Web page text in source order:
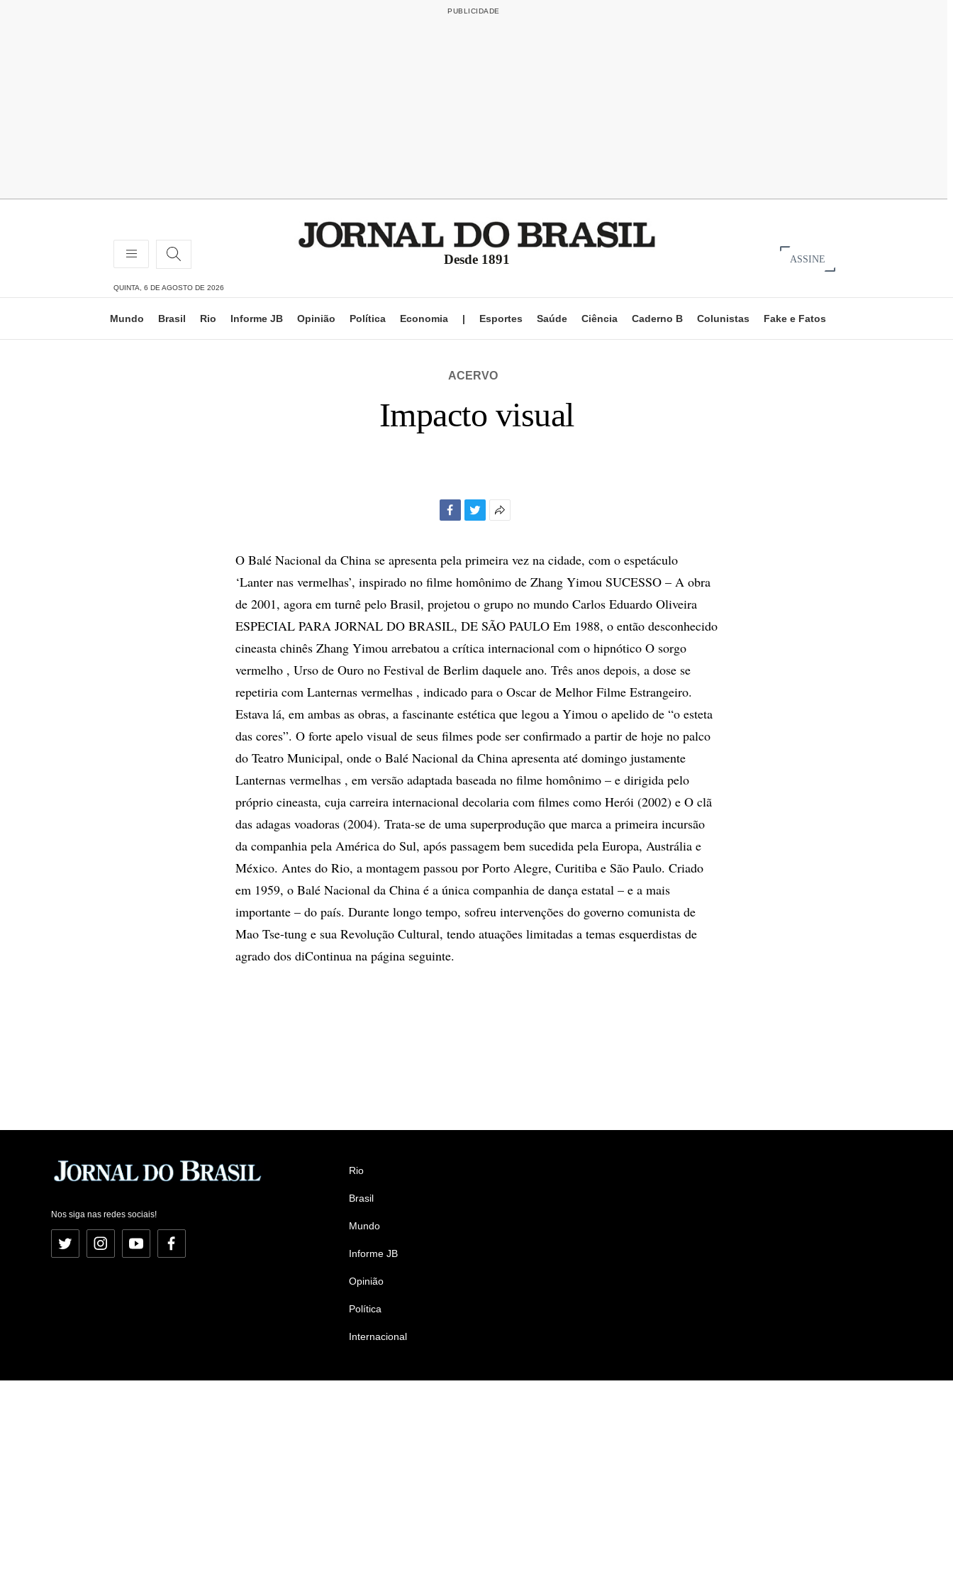
Desde 1891 ASSINE
QUINTA, 6 DE AGOSTO DE 2026
Mundo Brasil Rio Informe JB Opinião Política Economia | Esportes Saúde Ciência Caderno B Colunistas Fake e Fatos
ACERVO
Impacto visual
compartilhamento
O Balé Nacional da China se apresenta pela primeira vez na cidade, com o espetáculo
‘Lanter nas vermelhas’, inspirado no filme homônimo de Zhang Yimou SUCESSO – A obra
de 2001, agora em turnê pelo Brasil, projetou o grupo no mundo Carlos Eduardo Oliveira
ESPECIAL PARA JORNAL DO BRASIL, DE SÃO PAULO Em 1988, o então desconhecido
cineasta chinês Zhang Yimou arrebatou a crítica internacional com o hipnótico O sorgo
vermelho , Urso de Ouro no Festival de Berlim daquele ano. Três anos depois, a dose se
repetiria com Lanternas vermelhas , indicado para o Oscar de Melhor Filme Estrangeiro.
Estava lá, em ambas as obras, a fascinante estética que legou a Yimou o apelido de “o esteta
das cores”. O forte apelo visual de seus filmes pode ser confirmado a partir de hoje no palco
do Teatro Municipal, onde o Balé Nacional da China apresenta até domingo justamente
Lanternas vermelhas , em versão adaptada baseada no filme homônimo – e dirigida pelo
próprio cineasta, cuja carreira internacional decolaria com filmes como Herói (2002) e O clã
das adagas voadoras (2004). Trata-se de uma superprodução que marca a primeira incursão
da companhia pela América do Sul, após passagem bem sucedida pela Europa, Austrália e
México. Antes do Rio, a montagem passou por Porto Alegre, Curitiba e São Paulo. Criado
em 1959, o Balé Nacional da China é a única companhia de dança estatal – e a mais
importante – do país. Durante longo tempo, sofreu intervenções do governo comunista de
Mao Tse-tung e sua Revolução Cultural, tendo atuações limitadas a temas esquerdistas de
agrado dos diContinua na página seguinte.
Nos siga nas redes sociais!
Twitter InstagramYouTubeFacebook
Rio
Brasil
Mundo
Informe JB
Opinião
Política
Internacional